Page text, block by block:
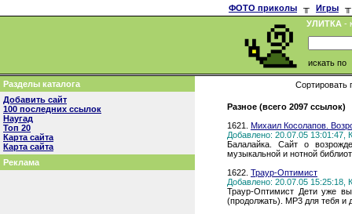
ФОТО приколы ╥ Игры
╥
УЛИТКА -
искать по
Разделы каталога
Добавить сайт
100 последних ссылок
Наугад
Топ 20
Карта сайта
Карта сайта
Реклама
Сортировать
Разное (всего 2097 ссылок)
1621. Михаил Косолапов.
Добавлено: 20.07.05 13:01:47,
Балалайка. Сайт о
музыкальной и нотной
1622. Траур-Оптимист
Добавлено: 20.07.05 15:25:18,
Траур-Оптимист Дети уже
(продолжать). MP3 для тебя и